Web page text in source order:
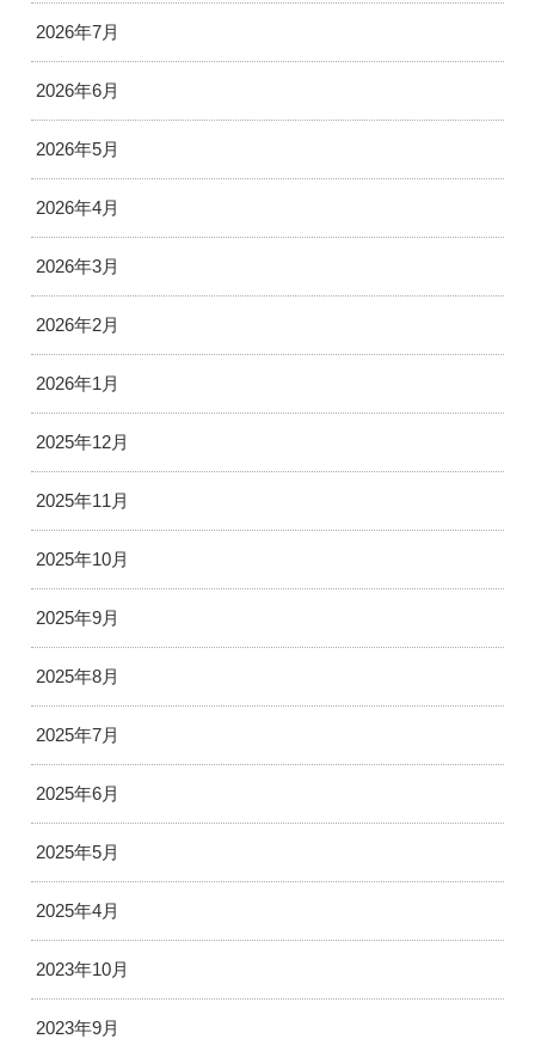
2026年7月
2026年6月
2026年5月
2026年4月
2026年3月
2026年2月
2026年1月
2025年12月
2025年11月
2025年10月
2025年9月
2025年8月
2025年7月
2025年6月
2025年5月
2025年4月
2023年10月
2023年9月